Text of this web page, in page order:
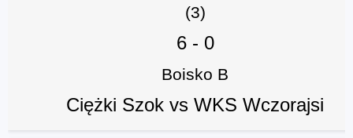
(3)
6- 0
Boisko B
Ciężki Szok vs WKS Wczorajsi